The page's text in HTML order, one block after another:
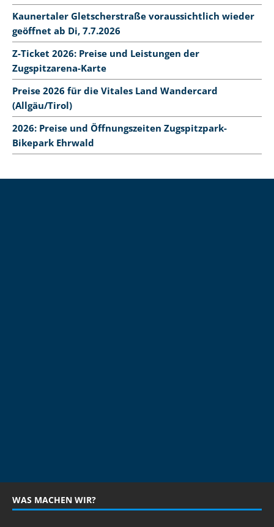
Kaunertaler Gletscherstraße voraussichtlich wieder
geöffnet ab Di, 7.7.2026
Z-Ticket 2026: Preise und Leistungen der
Zugspitzarena-Karte
Preise 2026 für die Vitales Land Wandercard
(Allgäu/Tirol)
2026: Preise und Öffnungszeiten Zugspitzpark-
Bikepark Ehrwald
WAS MACHEN WIR?